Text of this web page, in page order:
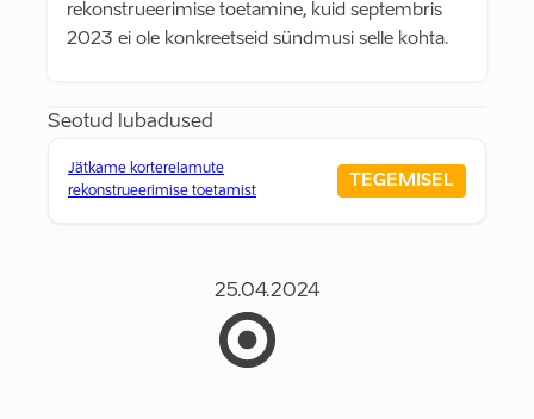
rekonstrueerimise toetamine, kuid septembris
2023 ei ole konkreetseid sündmusi selle kohta.
Seotud lubadused
Jätkame korterelamute
rekonstrueerimise toetamist
TEGEMISEL
25.04.2024